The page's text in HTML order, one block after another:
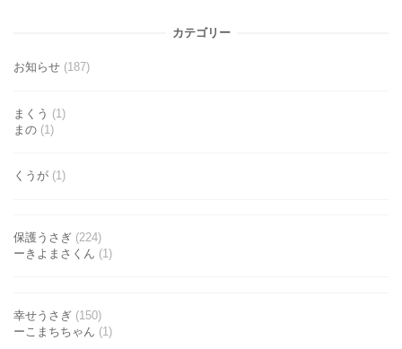
カテゴリー
お知らせ (187)
まくう (1)
まの (1)
くうが (1)
保護うさぎ (224)
ーきよまさくん (1)
幸せうさぎ (150)
ーこまちちゃん (1)